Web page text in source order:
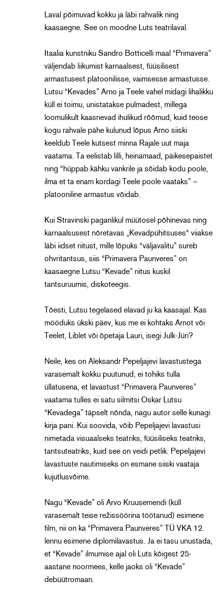
Laval põimuvad kokku ja läbi rahvalik ning
kaasaegne. See on moodne Luts teatrilaval.
Itaalia kunstniku Sandro Botticelli maal “Primavera”
väljendab liikumist karnaalsest, füüsilisest
armastusest platoonilisse, vaimsesse armastusse.
Lutsu “Kevades” Arno ja Teele vahel midagi lihalikku
küll ei toimu, unistatakse pulmadest, millega
loomulikult kaasnevad ihulikud rõõmud, kuid teose
kogu rahvale pähe kulunud lõpus Arno siiski
keeldub Teele kutsest minna Rajale uut maja
vaatama. Ta eelistab lilli, heinamaad, päikesepaistet
ning “hüppab kähku vankrile ja sõidab kodu poole,
ilma et ta enam kordagi Teele poole vaataks” –
platooniline armastus võidab.
Kui Stravinski paganlikul müütosel põhinevas ning
karnaalsusest nõretavas „Kevadpühitsuses“ viiakse
läbi iidset riitust, mille lõpuks “väljavalitu” sureb
ohvritantsus, siis “Primavera Paunveres” on
kaasaegne Lutsu “Kevade” riitus kuskil
tantsuruumis, diskoteegis.
Tõesti, Lutsu tegelased elavad ju ka kaasajal. Kas
mööduks ükski päev, kus me ei kohtaks Arnot või
Teelet, Liblet või õpetaja Lauri, isegi Julk-Jüri?
Neile, kes on Aleksandr Pepeljajevi lavastustega
varasemalt kokku puutunud, ei tohiks tulla
üllatusena, et lavastust “Primavera Paunveres”
vaatama tulles ei satu silmitsi Oskar Lutsu
“Kevadega” täpselt nõnda, nagu autor selle kunagi
kirja pani. Kui soovida, võib Pepeljajevi lavastusi
nimetada visuaalseks teatriks, füüsiliseks teatriks,
tantsuteatriks, kuid see on veidi petlik. Pepeljajevi
lavastuste nautimiseks on esmane siiski vaataja
kujutlusvõime.
Nagu “Kevade” oli Arvo Kruusemendi (küll
varasemalt teise režissöörina töötanud) esimene
film, nii on ka “Primavera Paunveres” TÜ VKA 12.
lennu esimene diplomilavastus. Ja ei tasu unustada,
et “Kevade” ilmumise ajal oli Luts kõigest 25-
aastane noormees, kelle jaoks oli “Kevade”
debüütromaan.